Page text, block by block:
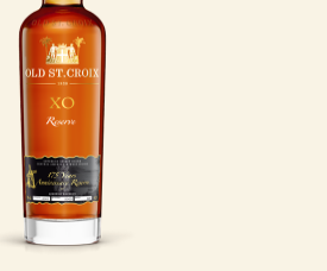
danske apoteker
Albert Heinrich Riise
åbnede dørene til sit
apotek på Saint
Thomas i De Dansk
Vestindiske Øer.
LÆS MERE